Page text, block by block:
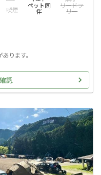
喫煙
ペット同
伴
リードフ
リー
ります。
認